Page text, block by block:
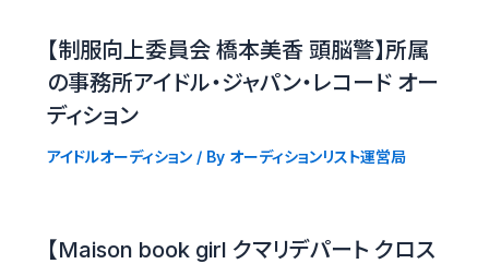
【制服向上委員会 橋本美香 頭脳警】所属
の事務所アイドル・ジャパン・レコード オー
ディション
アイドルオーディション/ By オーディションリスト運営局
【Maison book girl クマリデパート クロス